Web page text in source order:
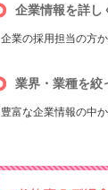
企業情報を詳し
企業の採用担当の方
業界・業種を絞
豊富な企業情報の中